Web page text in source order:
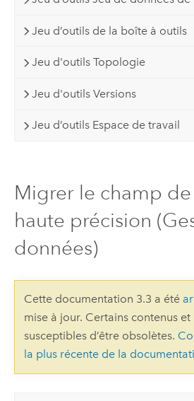
Jeu d’outils de la boîte à outils
Jeu d'outils Topologie
Jeu d'outils Versions
Jeu d’outils Espace de travail
Migrer le champ
haute précision
données)
Cette documentation 3.3 a été
mise à jour. Certains contenus et
susceptibles d’être obsolètes.
la plus récente de la